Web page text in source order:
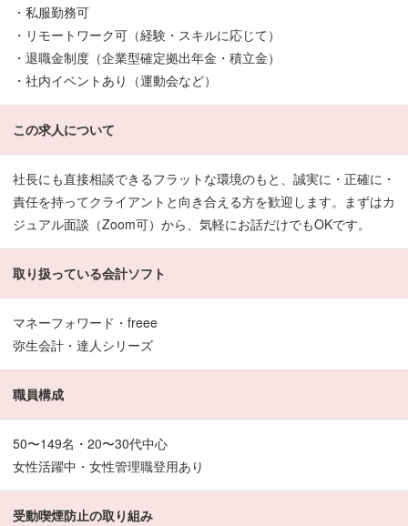
・私服勤務可
・リモートワーク可（経験・スキルに応じて）
・退職金制度（企業型確定拠出年金・積立金）
・社内イベントあり（運動会など）
この求人について
社長にも直接相談できるフラットな環境のもと、誠実に・正確に・
責任を持ってクライアントと向き合える方を歓迎します。まずはカ
ジュアル面談（Zoom可）から、気軽にお話だけでもOKです。
取り扱っている会計ソフト
マネーフォワード・freee
弥生会計・達人シリーズ
職員構成
50〜149名・20〜30代中心
女性活躍中・女性管理職登用あり
受動喫煙防止の取り組み